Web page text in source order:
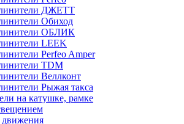
ДЖЕТТ
Обиход
ОБЛИК
LEEK
Perfeo Amper
TDM
Веллконт
Рыжая такса
на катушке, рамке